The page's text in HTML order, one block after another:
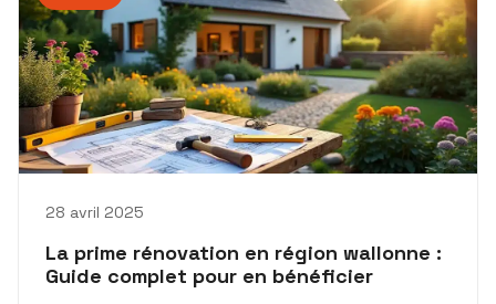
28 avril 2025
La prime rénovation en région wallonne :
Guide complet pour en bénéficier